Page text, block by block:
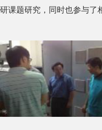
研课题研究，同时也参与了